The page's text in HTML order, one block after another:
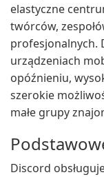
elastyczne
twórców,
profesjonalnych.
urządzeniach
opóźnieniu,
szerokie
małe grupy
Discord